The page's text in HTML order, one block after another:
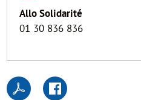
Allo Solidarité
01 30 836 836